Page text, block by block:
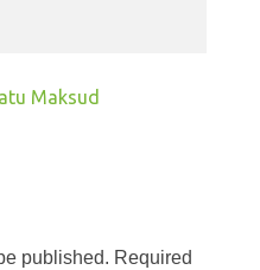
Maksud
published. Required